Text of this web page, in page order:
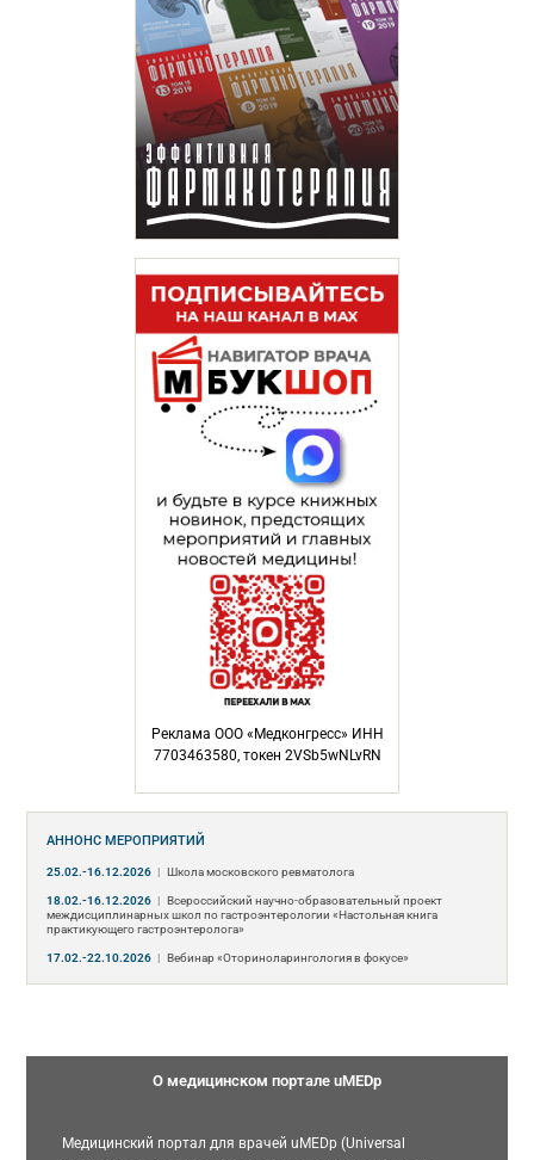
Реклама ООО «Медконгресс» ИНН
7703463580, токен 2VSb5wNLvRN
АННОНС МЕРОПРИЯТИЙ
25.02.-16.12.2026 | Школа московского ревматолога
18.02.-16.12.2026 | Всероссийский научно-образовательный проект
междисциплинарных школ по гастроэнтерологии «Настольная книга
практикующего гастроэнтеролога»
17.02.-22.10.2026 | Вебинар «Оториноларингология в фокусе»
О медицинском портале uMEDp
Медицинский портал для врачей uMEDp (Universal